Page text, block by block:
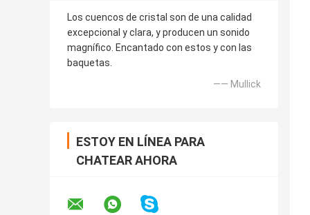
Los cuencos de cristal son de una calidad
excepcional y clara, y producen un sonido
magnífico. Encantado con estos y con las
baquetas.
—— Mullick
ESTOY EN LÍNEA PARA
CHATEAR AHORA